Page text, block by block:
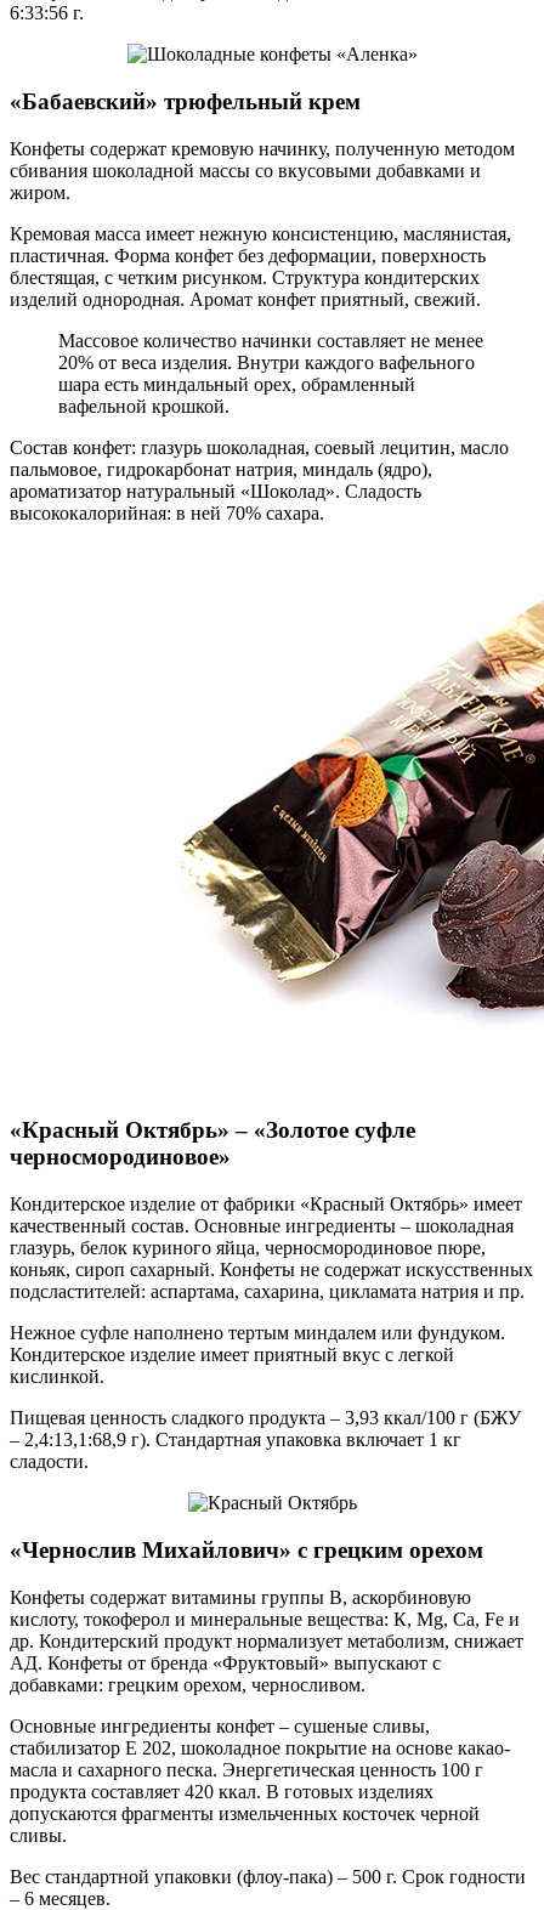
6:33:56 г.
«Бабаевский» трюфельный крем
Конфеты содержат кремовую начинку, полученную методом
сбивания шоколадной массы со вкусовыми добавками и
жиром.
Кремовая масса имеет нежную консистенцию, маслянистая,
пластичная. Форма конфет без деформации, поверхность
блестящая, с четким рисунком. Структура кондитерских
изделий однородная. Аромат конфет приятный, свежий.
Массовое количество начинки составляет не менее
20% от веса изделия. Внутри каждого вафельного
шара есть миндальный орех, обрамленный
вафельной крошкой.
Состав конфет: глазурь шоколадная, соевый лецитин, масло
пальмовое, гидрокарбонат натрия, миндаль (ядро),
ароматизатор натуральный «Шоколад». Сладость
высококалорийная: в ней 70% сахара.
«Красный Октябрь» – «Золотое суфле
черносмородиновое»
Кондитерское изделие от фабрики «Красный Октябрь» имеет
качественный состав. Основные ингредиенты – шоколадная
глазурь, белок куриного яйца, черносмородиновое пюре,
коньяк, сироп сахарный. Конфеты не содержат искусственных
подсластителей: аспартама, сахарина, цикламата натрия и пр.
Нежное суфле наполнено тертым миндалем или фундуком.
Кондитерское изделие имеет приятный вкус с легкой
кислинкой.
Пищевая ценность сладкого продукта – 3,93 ккал/100 г (БЖУ
– 2,4:13,1:68,9 г). Стандартная упаковка включает 1 кг
сладости.
«Чернослив Михайлович» с грецким орехом
Конфеты содержат витамины группы В, аскорбиновую
кислоту, токоферол и минеральные вещества: К, Mg, Ca, Fe и
др. Кондитерский продукт нормализует метаболизм, снижает
АД. Конфеты от бренда «Фруктовый» выпускают с
добавками: грецким орехом, черносливом.
Основные ингредиенты конфет – сушеные сливы,
стабилизатор Е 202, шоколадное покрытие на основе какао-
масла и сахарного песка. Энергетическая ценность 100 г
продукта составляет 420 ккал. В готовых изделиях
допускаются фрагменты измельченных косточек черной
сливы.
Вес стандартной упаковки (флоу-пака) – 500 г. Срок годности
– 6 месяцев.